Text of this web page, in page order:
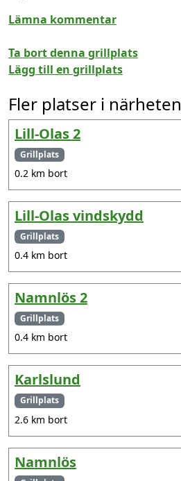
Lämna kommentar
Ta bort denna grillplats
Lägg till en grillplats
Fler platser i närheten
Lill-Olas 2
Grillplats
0.2 km bort
Lill-Olas vindskydd
Grillplats
0.4 km bort
Namnlös 2
Grillplats
0.4 km bort
Karlslund
Grillplats
2.6 km bort
Namnlös